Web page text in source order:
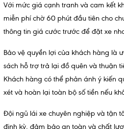
Với mức giá cạnh tranh và cam kết
miễn phí chờ 60 phút đầu tiên cho
thông tin giá cước trước để đặt xe
Bảo vệ quyền lợi của khách hàng là
sách hỗ trợ trả lại đồ quên và thuận
Khách hàng có thể phản ánh ý kiến
xét và hoàn lại toàn bộ số tiền nếu
Đội ngũ lái xe chuyên nghiệp và tận
định kỳ, đảm bảo an toàn và chất